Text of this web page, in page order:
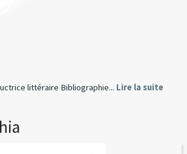
littéraire Bibliographie... Lire la suite